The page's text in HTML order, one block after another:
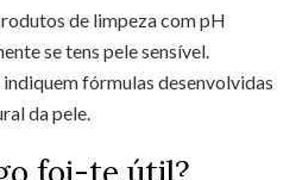
de limpeza com pH
se tens pele sensível.
fórmulas desenvolvidas
da pele.